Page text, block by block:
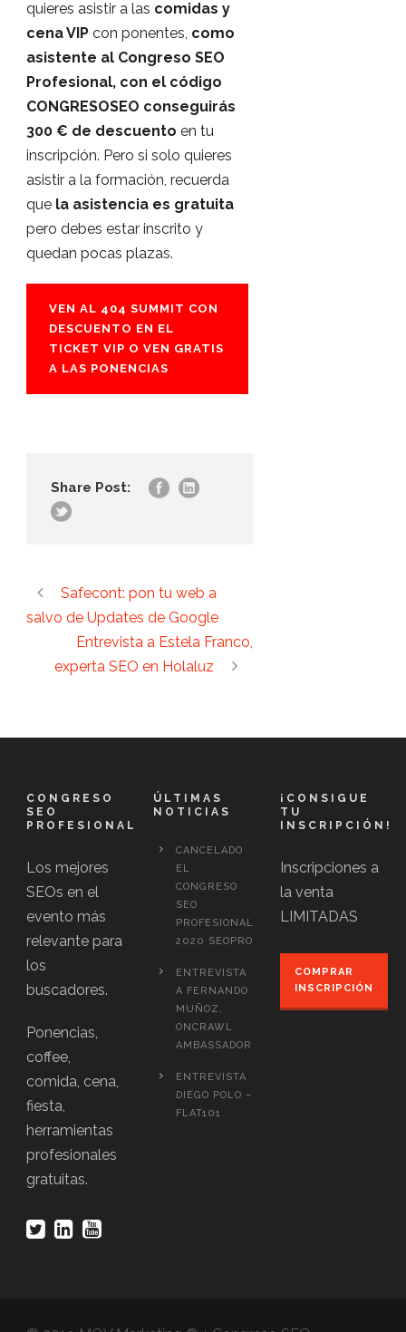
quieres asistir a las comidas y
cena VIP con ponentes, como
asistente al Congreso SEO
Profesional, con el código
CONGRESOSEO conseguirás
300 € de descuento en tu
inscripción. Pero si solo quieres
asistir a la formación, recuerda
que la asistencia es gratuita
pero debes estar inscrito y
quedan pocas plazas.
VEN AL 404 SUMMIT CON
DESCUENTO EN EL
TICKET VIP O VEN GRATIS
A LAS PONENCIAS
Share Post:
Safecont: pon tu web a
salvo de Updates de Google
Entrevista a Estela Franco,
experta SEO en Holaluz
CONGRESO
SEO
PROFESIONAL
Los mejores
SEOs en el
evento más
relevante para
los
buscadores.
Ponencias,
coffee,
comida, cena,
fiesta,
herramientas
profesionales
gratuitas.
ÚLTIMAS
NOTICIAS
CANCELADO
EL
CONGRESO
SEO
PROFESIONAL
2020 SEOPRO
ENTREVISTA
A FERNANDO
MUÑOZ,
ONCRAWL
AMBASSADOR
ENTREVISTA
DIEGO POLO –
FLAT101
¡CONSIGUE
TU
INSCRIPCIÓN!
Inscripciones a
la venta
LIMITADAS
COMPRAR
INSCRIPCIÓN